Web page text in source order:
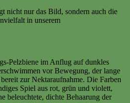
nicht nur das Bild, sondern auch die
in unserem
Pelzbiene im Anflug auf dunkles
vor Bewegung, der lange
zur Nektaraufnahme. Die Farben
Spiel aus rot, grün und violett,
beleuchtete, dichte Behaarung der